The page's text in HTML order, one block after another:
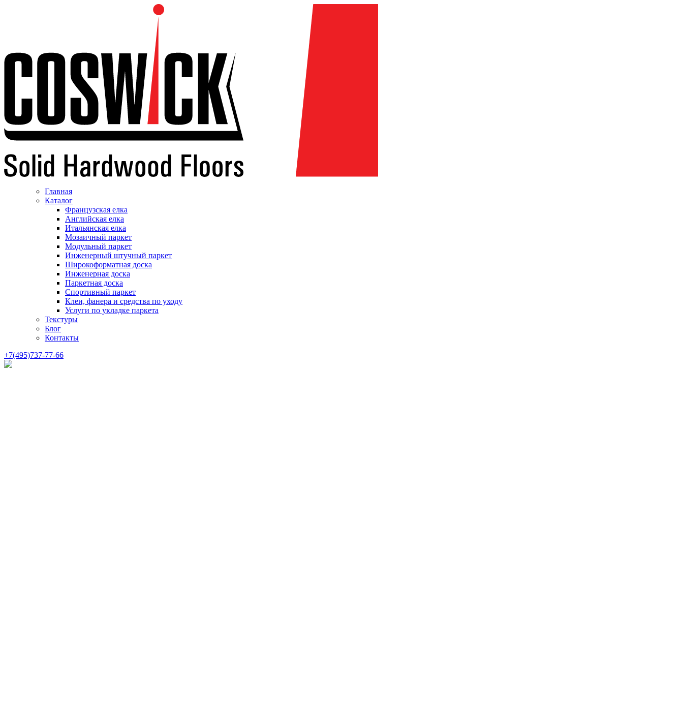
Главная
Каталог
Французская елка
Английская елка
Итальянская елка
Мозаичный паркет
Модульный паркет
Инженерный штучный паркет
Широкоформатная доска
Инженерная доска
Паркетная доска
Спортивный паркет
Клеи, фанера и средства по уходу
Услуги по укладке паркета
Текстуры
Блог
Контакты
+7(495)737-77-66